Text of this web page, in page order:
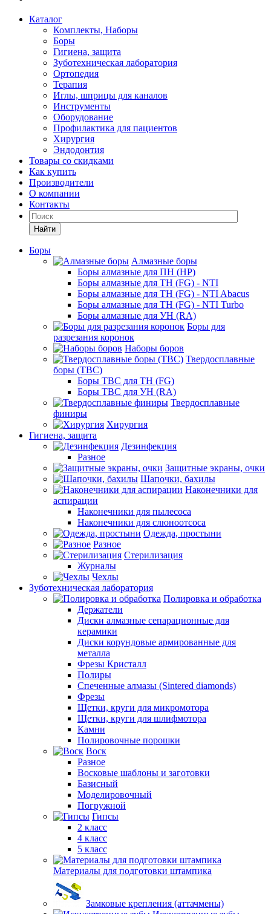
Каталог
Комплекты, Наборы
Боры
Гигиена, защита
Зуботехническая лаборатория
Ортопедия
Терапия
Иглы, шприцы для каналов
Инструменты
Оборудование
Профилактика для пациентов
Хирургия
Эндодонтия
Товары со скидками
Как купить
Производители
О компании
Контакты
Найти
Боры
Алмазные боры
Боры алмазные для ПН (HP)
Боры алмазные для ТН (FG) - NTI
Боры алмазные для ТН (FG) - NTI Abacus
Боры алмазные для ТН (FG) - NTI Turbo
Боры алмазные для УН (RA)
Боры для
разрезания коронок
Наборы боров
Твердосплавные
боры (ТВС)
Боры ТВС для ТН (FG)
Боры ТВС для УН (RA)
Твердосплавные
финиры
Хирургия
Гигиена, защита
Дезинфекция
Разное
Защитные экраны, очки
Шапочки, бахилы
Наконечники для
аспирации
Наконечники для пылесоса
Наконечники для слюноотсоса
Одежда, простыни
Разное
Стерилизация
Журналы
Чехлы
Зуботехническая лаборатория
Полировка и обработка
Держатели
Диски алмазные сепарационные для
керамики
Диски корундовые армированные для
металла
Фрезы Кристалл
Полиры
Спеченные алмазы (Sintered diamonds)
Фрезы
Щетки, круги для микромотора
Щетки, круги для шлифмотора
Камни
Полировочные порошки
Воск
Разное
Восковые шаблоны и заготовки
Базисный
Моделировочный
Погружной
Гипсы
2 класс
4 класс
5 класс
Материалы для подготовки штампика
Замковые крепления (аттачмены)